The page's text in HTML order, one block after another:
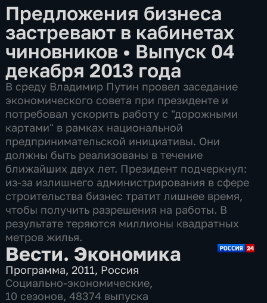
Предложения бизнеса
застревают в кабинетах
чиновников • Выпуск 04
декабря 2013 года
В среду Владимир Путин провел заседание
экономического совета при президенте и
потребовал ускорить работу с "дорожными
картами" в рамках национальной
предпринимательской инициативы. Они
должны быть реализованы в течение
ближайших двух лет. Президент подчеркнул:
из-за излишнего администрирования в сфере
строительства бизнес тратит лишнее время,
чтобы получить разрешения на работы. В
результате теряются миллионы квадратных
метров жилья.
Вести. Экономика
Программа,2011, Россия
Социально-экономические,
10 сезонов, 48374 выпуска